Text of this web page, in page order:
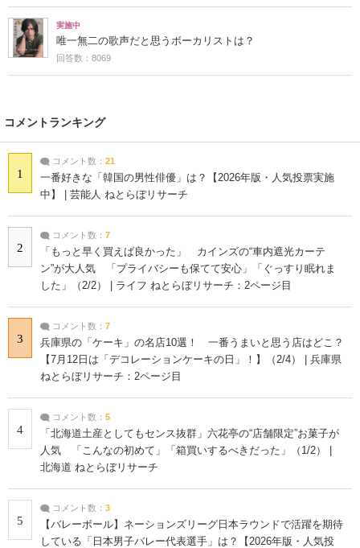
実施中
唯一無二の歌声だと思うボーカリストは？
回答数：8069
コメントランキング
1
コメント数： 21
一番好きな「韓国の男性俳優」は？【2026年版・人気投票実施
中】 | 芸能人 ねとらぼリサーチ
2
コメント数： 7
「もっと早く買えば良かった」 カインズの“車内遮光カーテ
ン”が大人気 「プライバシーも保てて安心」「ぐっすり眠れま
した」（2/2） | ライフ ねとらぼリサーチ：2ページ目
3
コメント数： 7
兵庫県の「ケーキ」の名店10選！ 一番うまいと思う店はどこ？
【7月12日は「デコレーションケーキの日」！】（2/4） | 兵庫県
ねとらぼリサーチ：2ページ目
4
コメント数： 5
「北海道土産としてもセンス抜群」六花亭の“店舗限定”お菓子が
人気 「こんなの初めて」「箱買いするべきだった」（1/2） |
北海道 ねとらぼリサーチ
5
コメント数： 3
【バレーボール】ネーションズリーグ日本ラウンドで活躍を期待
している「日本男子バレー代表選手」は？【2026年版・人気投